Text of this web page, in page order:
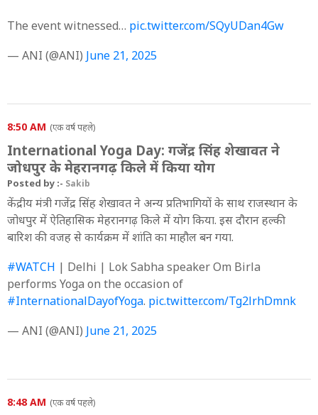
The event witnessed… pic.twitter.com/SQyUDan4Gw
— ANI (@ANI) June 21, 2025
8:50 AM (एक वर्ष पहले)
International Yoga Day: गजेंद्र सिंह शेखावत ने
जोधपुर के मेहरानगढ़ किले में किया योग
Posted by :- Sakib
केंद्रीय मंत्री गजेंद्र सिंह शेखावत ने अन्य प्रतिभागियों के साथ राजस्थान के
जोधपुर में ऐतिहासिक मेहरानगढ़ किले में योग किया. इस दौरान हल्की
बारिश की वजह से कार्यक्रम में शांति का माहौल बन गया.
#WATCH | Delhi | Lok Sabha speaker Om Birla
performs Yoga on the occasion of
#InternationalDayofYoga. pic.twitter.com/Tg2lrhDmnk
— ANI (@ANI) June 21, 2025
8:48 AM (एक वर्ष पहले)